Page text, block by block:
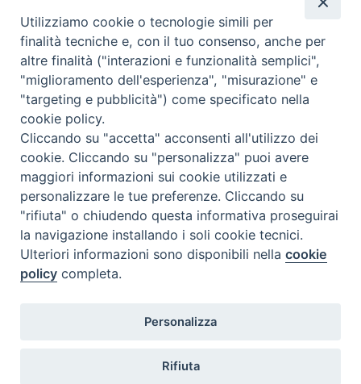
Condividi su facebook
Condividi su twitter
Link alla storia
Navigazione
Pagina
successiva
1 2 3
Pagina
precedente
Pagina2 di 3
Memoria delCovid ©2020
Privacy Policy
Utilizziamo cookie o tecnologie simili per
finalità tecniche e, con il tuo consenso, anche per
altre finalità ("interazioni e funzionalità semplici",
"miglioramento dell'esperienza", "misurazione" e
"targeting e pubblicità") come specificato nella
cookie policy.
Cliccando su "accetta" acconsenti all'utilizzo dei
cookie. Cliccando su "personalizza" puoi avere
maggiori informazioni sui cookie utilizzati e
personalizzare le tue preferenze. Cliccando su
"rifiuta" o chiudendo questa informativa proseguirai
la navigazione installando i soli cookie tecnici.
Ulteriori informazioni sono disponibili nellacookie
policy completa.
Personalizza
Rifiuta